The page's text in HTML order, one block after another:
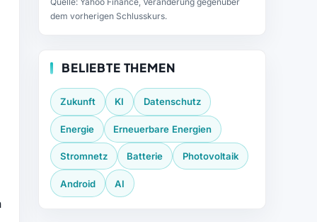
dem vorherigen Schlusskurs.
BELIEBTE THEMEN
Zukunft KI Datenschutz
Energie Erneuerbare Energien
Stromnetz Batterie Photovoltaik
Android AI